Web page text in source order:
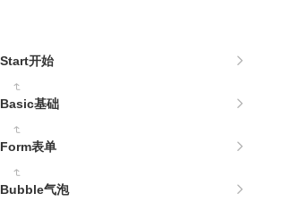
Start开始
Basic基础
Form表单
Bubble气泡